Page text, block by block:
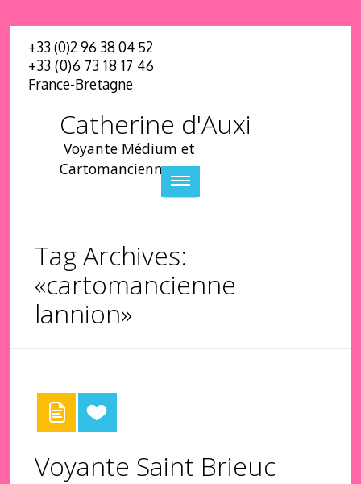
+33 (0)2 96 38 04 52
+33 (0)6 73 18 17 46
France-Bretagne
Catherine d'Auxi
Voyante Médium et
Cartomancienne
Tag Archives:
«cartomancienne
lannion»
Voyante Saint Brieuc